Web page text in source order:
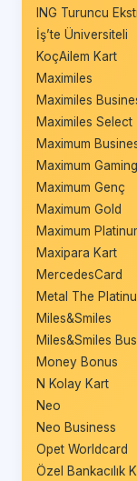
ING Turuncu
İş’te Üniversiteli
KoçAilem Kart
Maximiles
Maximiles
Maximiles Select
Maximum
Maximum Gaming
Maximum Genç
Maximum Gold
Maximum
Maxipara Kart
MercedesCard
Metal The
Miles&Smiles
Miles&Smiles
Money Bonus
N Kolay Kart
Neo
Neo Business
Opet Worldcard
Özel Bankacılık